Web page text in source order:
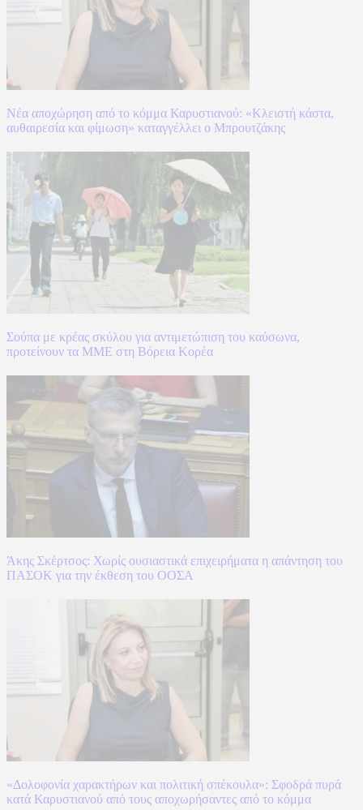
Νέα αποχώρηση από το κόμμα Καρυστιανού: «Κλειστή κάστα,
αυθαιρεσία και φίμωση» καταγγέλλει ο Μπρουτζάκης
Σούπα με κρέας σκύλου για αντιμετώπιση του καύσωνα,
προτείνουν τα ΜΜΕ στη Βόρεια Κορέα
Άκης Σκέρτσος: Χωρίς ουσιαστικά επιχειρήματα η απάντηση του
ΠΑΣΟΚ για την έκθεση του ΟΟΣΑ
«Δολοφονία χαρακτήρων και πολιτική σπέκουλα»: Σφοδρά πυρά
κατά Καρυστιανού από τους αποχωρήσαντες από το κόμμα